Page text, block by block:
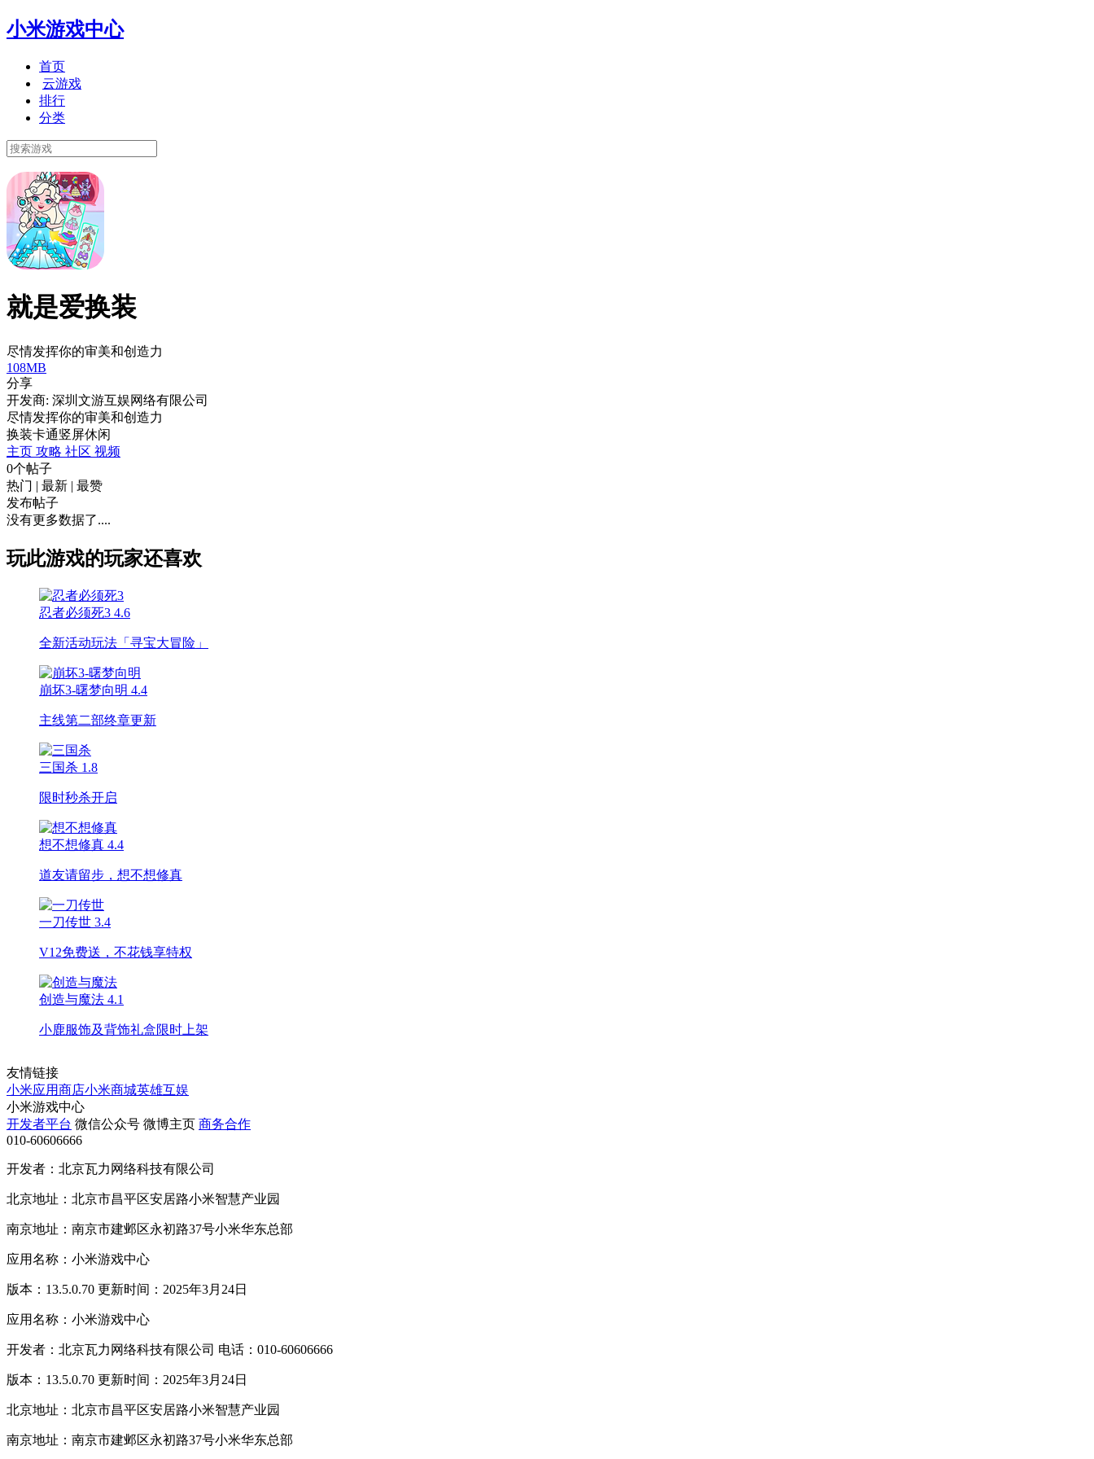
小米游戏中心
首页
云游戏
排行
分类
就是爱换装
尽情发挥你的审美和创造力
108MB
分享
开发商: 深圳文游互娱网络有限公司
尽情发挥你的审美和创造力
换装卡通竖屏休闲
主页 攻略 社区 视频
0个帖子
热门 | 最新 | 最赞
发布帖子
没有更多数据了....
玩此游戏的玩家还喜欢
忍者必须死3 4.6
全新活动玩法「寻宝大冒险」
崩坏3-曙梦向明 4.4
主线第二部终章更新
三国杀 1.8
限时秒杀开启
想不想修真 4.4
道友请留步，想不想修真
一刀传世 3.4
V12免费送，不花钱享特权
创造与魔法 4.1
小鹿服饰及背饰礼盒限时上架
友情链接
小米应用商店小米商城英雄互娱
小米游戏中心
开发者平台 微信公众号 微博主页 商务合作
010-60606666
开发者：北京瓦力网络科技有限公司
北京地址：北京市昌平区安居路小米智慧产业园
南京地址：南京市建邺区永初路37号小米华东总部
应用名称：小米游戏中心
版本：13.5.0.70 更新时间：2025年3月24日
应用名称：小米游戏中心
开发者：北京瓦力网络科技有限公司 电话：010-60606666
版本：13.5.0.70 更新时间：2025年3月24日
北京地址：北京市昌平区安居路小米智慧产业园
南京地址：南京市建邺区永初路37号小米华东总部